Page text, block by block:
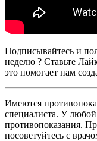
Подписывайтесь и
неделю ? Ставьте
это помогает нам
Имеются
специалиста. У
противопоказания.
посоветуйтесь с